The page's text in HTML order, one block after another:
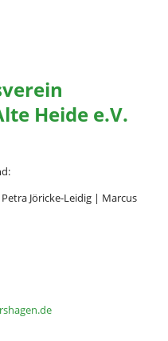
Heide e.V.
Jöricke-Leidig | Marcus